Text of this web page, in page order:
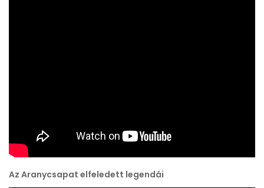
Az Aranycsapat elfeledett legendái